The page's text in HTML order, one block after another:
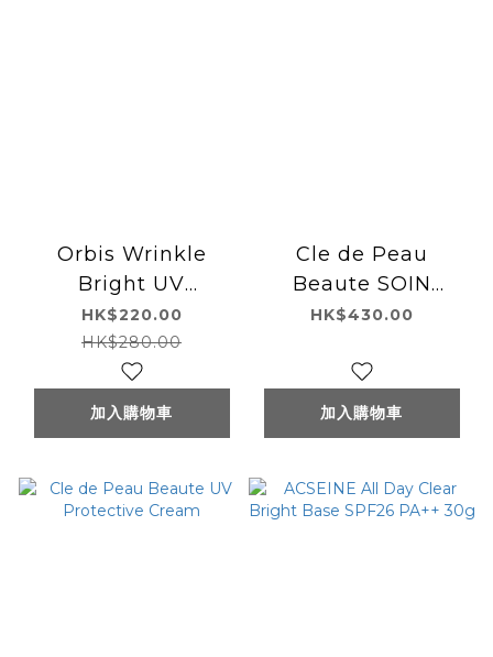
Orbis Wrinkle
Bright UV
Protector 全能盈白
精華防曬乳 50g
HK$220.00
HK$280.00
加入購物車
Cle de Peau
Beaute SOIN
PROTECTEUR
HK$430.00
加入購物車